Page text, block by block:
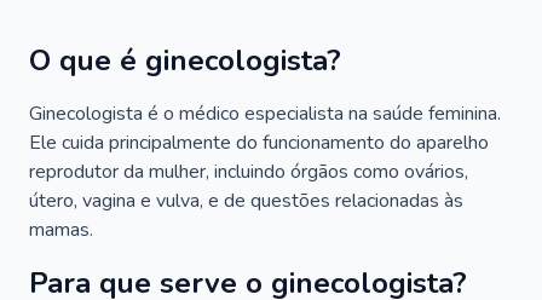
O que é ginecologista?
Ginecologista é o médico especialista na saúde feminina.
Ele cuida principalmente do funcionamento do aparelho
reprodutor da mulher, incluindo órgãos como ovários,
útero, vagina e vulva, e de questões relacionadas às
mamas.
Para que serve o ginecologista?